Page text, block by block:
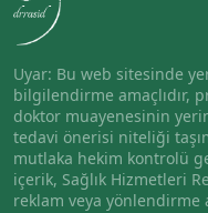
Uyar: Bu web sitesinde
bilgilendirme amaçlıdır,
doktor muayenesinin
tedavi önerisi niteliği
mutlaka hekim kontrolü
içerik, Sağlık Hizmetleri
reklam veya yönlendirme